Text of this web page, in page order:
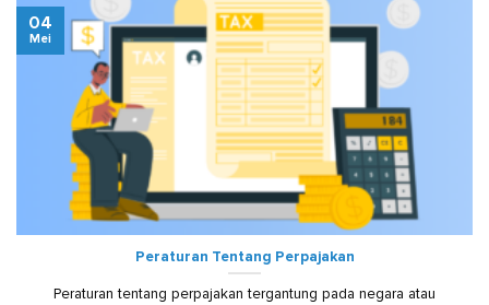
Peraturan Tentang Perpajakan
Peraturan tentang perpajakan tergantung pada negara atau
04
Mei